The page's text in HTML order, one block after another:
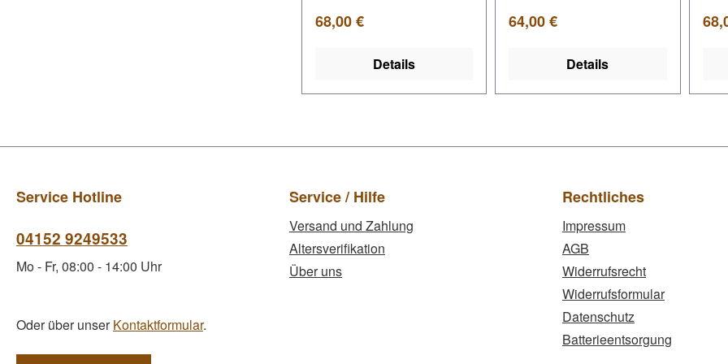
Regulärer Preis:
68,00 €
Details
Regulärer Preis:
64,00 €
Details
Service Hotline
04152 9249533
Mo - Fr, 08:00 - 14:00 Uhr
Oder über unserKontaktformular.
Service / Hilfe
Versand und Zahlung
Altersverifikation
Über uns
Rechtliches
Impressum
AGB
Widerrufsrecht
Widerrufsformular
Datenschutz
Batterieentsorgung